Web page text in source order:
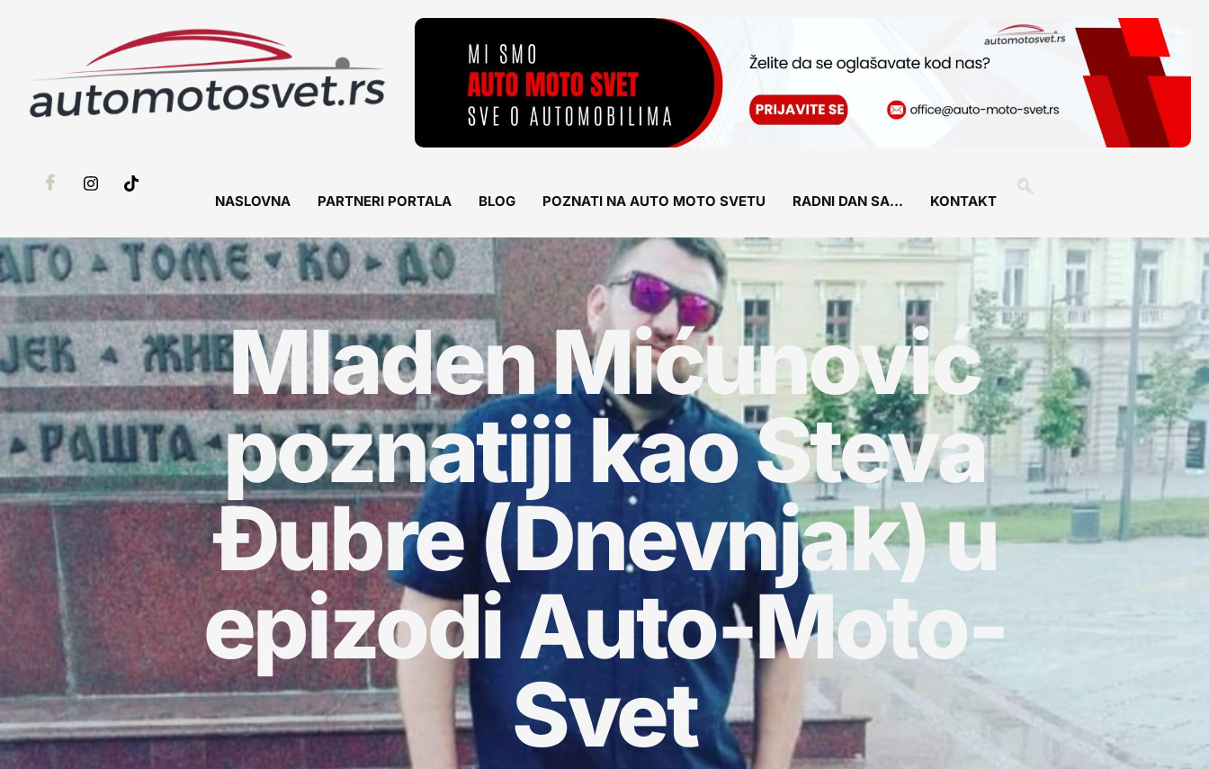
NASLOVNA PARTNERI PORTALA BLOG POZNATI NA AUTO MOTO SVETU RADNI DAN SA… KONTAKT
Mladen Mićunović
poznatiji kao Steva
Đubre (Dnevnjak) u
epizodi Auto-Moto-
Svet